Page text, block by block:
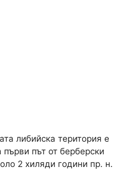
либийска територия е
първи път от берберски
2 хиляди години пр. н.